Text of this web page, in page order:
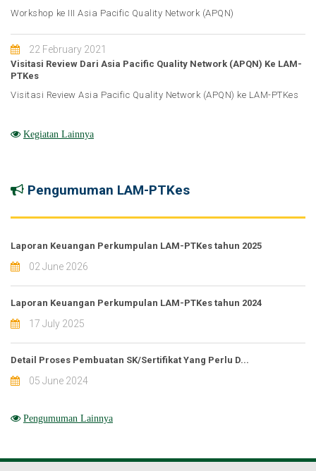
Workshop ke III Asia Pacific Quality Network (APQN)
22 February 2021
Visitasi Review Dari Asia Pacific Quality Network (APQN) Ke LAM-
PTKes
Visitasi Review Asia Pacific Quality Network (APQN) ke LAM-PTKes
Kegiatan Lainnya
Pengumuman LAM-PTKes
Laporan Keuangan Perkumpulan LAM-PTKes tahun 2025
02 June 2026
Laporan Keuangan Perkumpulan LAM-PTKes tahun 2024
17 July 2025
Detail Proses Pembuatan SK/Sertifikat Yang Perlu D...
05 June 2024
Pengumuman Lainnya